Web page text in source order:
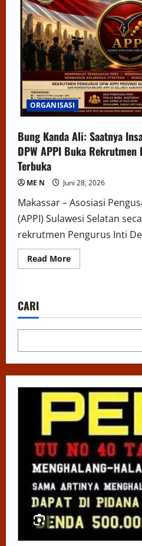
ORGANISASI
Bung Kanda Ali: Saatnya
DPW APPI Buka Rekrutmen
Terbuka
ME N Juni 28, 2026
Makassar – Asosiasi
(APPI) Sulawesi Selatan
rekrutmen Pengurus Inti
Read MoreRead
more
Insan
Sulsel
DPW
Buka
Rekrutmen
Secara
Terbuka
CARI